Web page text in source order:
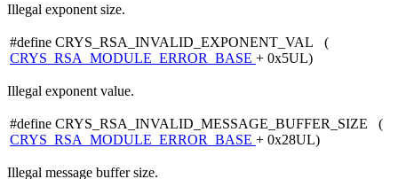
Illegal exponent size.
#define CRYS_RSA_INVALID_EXPONENT_VAL (
CRYS_RSA_MODULE_ERROR_BASE + 0x5UL)
Illegal exponent value.
#define CRYS_RSA_INVALID_MESSAGE_BUFFER_SIZE (
CRYS_RSA_MODULE_ERROR_BASE + 0x28UL)
Illegal message buffer size.